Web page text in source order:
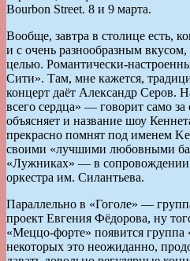
Bourbon Street. 8 и 9 марта.
Вообще, завтра в столице есть,
и с очень разнообразным вкусом,
целью. Романтически-
Сити». Там, мне кажется,
концерт даёт Александр Серов.
всего сердца» — говорит само за
объясняет и название шоу
прекрасно помнят под именем
своими «лучшими любовными
«Лужниках» — в сопровождении
оркестра им. Силантьева.
Параллельно в «Гоголе» —
проект Евгения Фёдорова, ну
«Меццо-форте» появится группа
некоторых это неожиданно,